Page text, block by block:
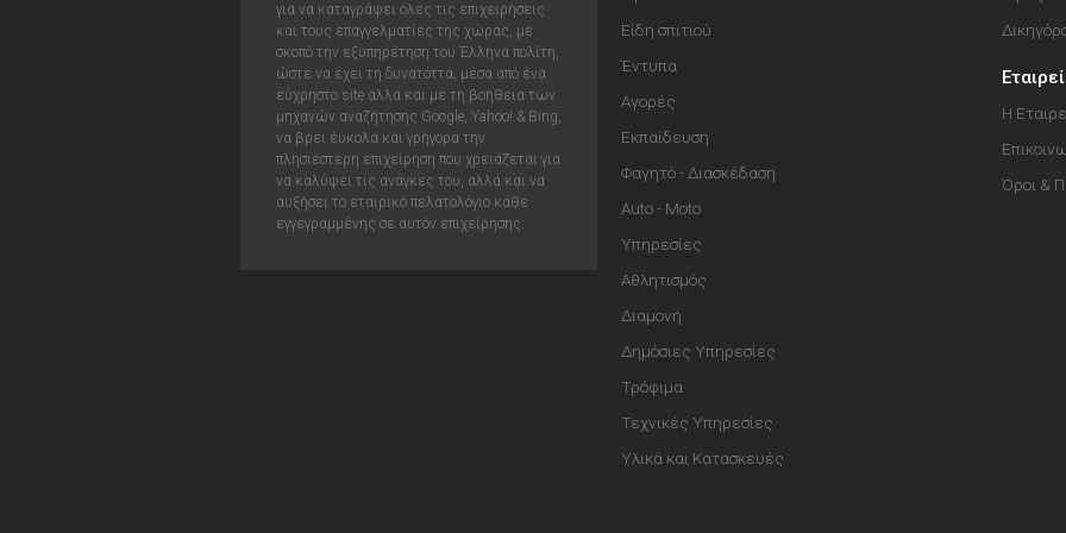
για να καταγράψει όλες τις επιχειρήσεις
και τους επαγγελματίες της χώρας, με
σκοπό την εξυπηρέτηση του Έλληνα πολίτη,
ώστε να έχει τη δυνατόττα, μέσα από ένα
εύχρηστο site αλλά και με τη βοήθεια των
μηχανών αναζήτησης Google, Yahoo! & Bing,
να βρει έυκολα και γρήγορα την
πλησιέστερη επιχείρηση που χρειάζεται για
να καλύψει τις ανάγκες του, αλλά και να
αυξήσει το εταιρικό πελατολόγιο κάθε
εγγεγραμμένης σε αυτόν επιχείρησης.
Είδη σπιτιού
Έντυπα
Αγορές
Εκπαίδευση
Φαγητό - Διασκέδαση
Auto - Moto
Υπηρεσίες
Αθλητισμός
Διαμονή
Δημόσιες Υπηρεσίες
Τρόφιμα
Τεχνικές Υπηρεσίες
Υλικά και Κατασκευές
Η
Όροι &